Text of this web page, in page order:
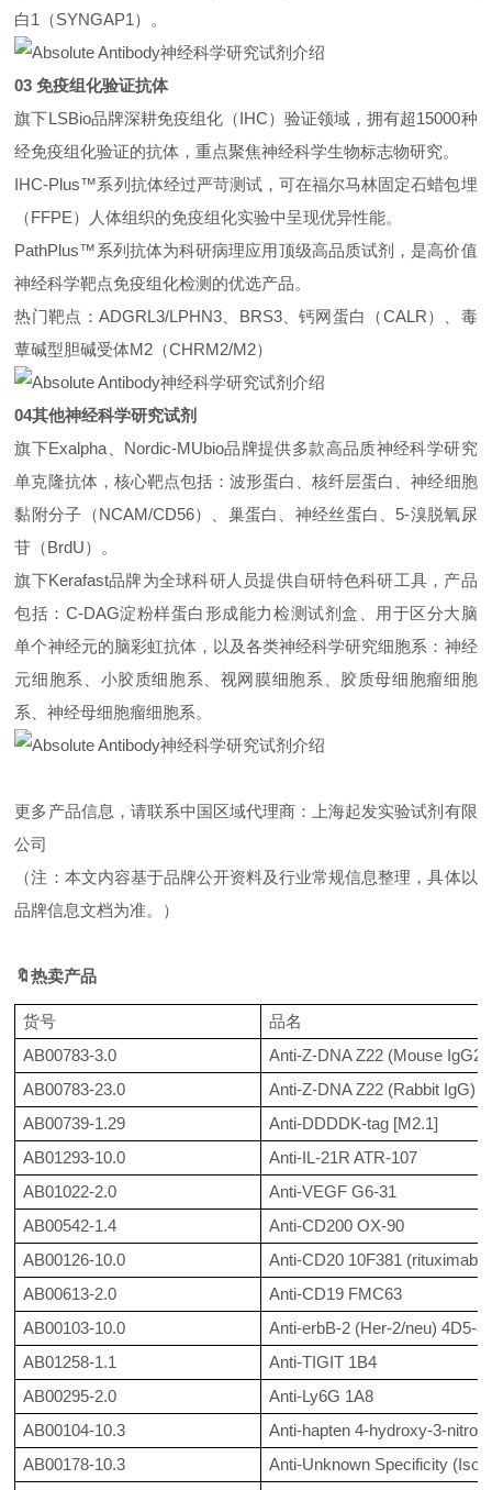
白1（SYNGAP1）。
03 免疫组化验证抗体
旗下LSBio品牌深耕免疫组化（IHC）验证领域，拥有超15000种
经免疫组化验证的抗体，重点聚焦神经科学生物标志物研究。
IHC-Plus™系列抗体经过严苛测试，可在福尔马林固定石蜡包埋
（FFPE）人体组织的免疫组化实验中呈现优异性能。
PathPlus™系列抗体为科研病理应用顶级高品质试剂，是高价值
神经科学靶点免疫组化检测的优选产品。
热门靶点：ADGRL3/LPHN3、BRS3、钙网蛋白（CALR）、毒
蕈碱型胆碱受体M2（CHRM2/M2）
04其他神经科学研究试剂
旗下Exalpha、Nordic-MUbio品牌提供多款高品质神经科学研究
单克隆抗体，核心靶点包括：波形蛋白、核纤层蛋白、神经细胞
黏附分子（NCAM/CD56）、巢蛋白、神经丝蛋白、5-溴脱氧尿
苷（BrdU）。
旗下Kerafast品牌为全球科研人员提供自研特色科研工具，产品
包括：C-DAG淀粉样蛋白形成能力检测试剂盒、用于区分大脑
单个神经元的脑彩虹抗体，以及各类神经科学研究细胞系：神经
元细胞系、小胶质细胞系、视网膜细胞系、胶质母细胞瘤细胞
系、神经母细胞瘤细胞系。
更多产品信息，请联系中国区域代理商：上海起发实验试剂有限
公司
（注：本文内容基于品牌公开资料及行业常规信息整理，具体以
品牌信息文档为准。）
🔖热卖产品
货号
品名
AB00783-3.0
Anti-Z-DNA Z22 (Mouse
AB00783-23.0
Anti-Z-DNA Z22 (Rabbit IgG)
AB00739-1.29
Anti-DDDDK-tag [M2.1]
AB01293-10.0
Anti-IL-21R ATR-107
AB01022-2.0
Anti-VEGF G6-31
AB00542-1.4
Anti-CD200 OX-90
AB00126-10.0
Anti-CD20 10F381 (rituximab)
AB00613-2.0
Anti-CD19 FMC63
AB00103-10.0
Anti-erbB-2 (Her-2/neu) 4D5-
AB01258-1.1
Anti-TIGIT 1B4
AB00295-2.0
Anti-Ly6G 1A8
AB00104-10.3
Anti-hapten 4-hydroxy-3-
AB00178-10.3
Anti-Unknown Specificity